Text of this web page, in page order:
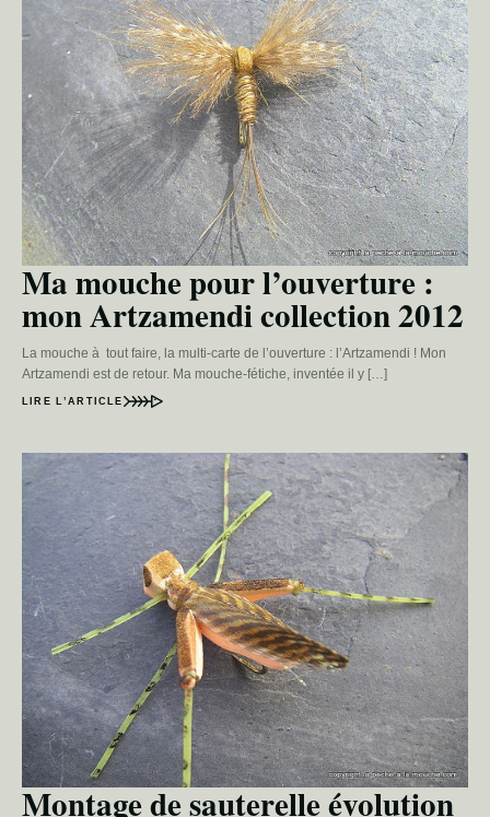
Ma mouche pour l’ouverture :
mon Artzamendi collection 2012
La mouche à tout faire, la multi-carte de l’ouverture : l’Artzamendi ! Mon
Artzamendi est de retour. Ma mouche-fétiche, inventée il y […]
LIRE L’ARTICLE
Montage de sauterelle évolution